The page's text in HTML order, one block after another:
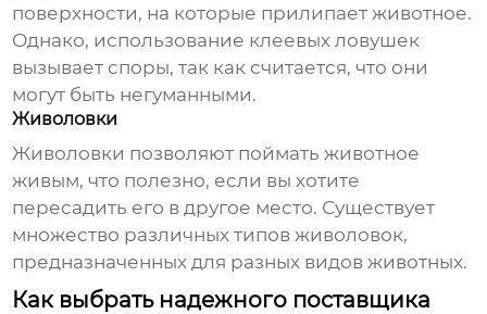
поверхности, на которые прилипает животное.
Однако, использование клеевых ловушек
вызывает споры, так как считается, что они
могут быть негуманными.
Живоловки
Живоловки позволяют поймать животное
живым, что полезно, если вы хотите
пересадить его в другое место. Существует
множество различных типов живоловок,
предназначенных для разных видов животных.
Как выбрать надежного поставщика